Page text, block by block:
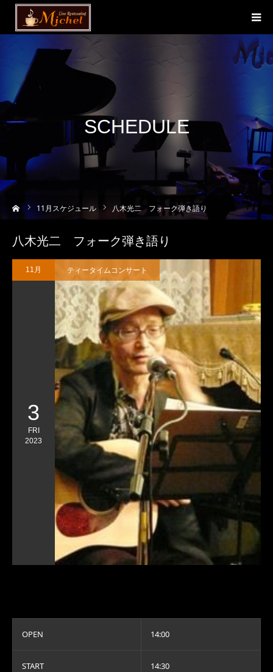
SCHEDULE
11 月スケジュール 八木光二 フォーク弾き語り
八木光二 フォーク弾き語り
11月
3
FRI
2023
ティータイムコンサート
OPEN 14:00
START 14:30